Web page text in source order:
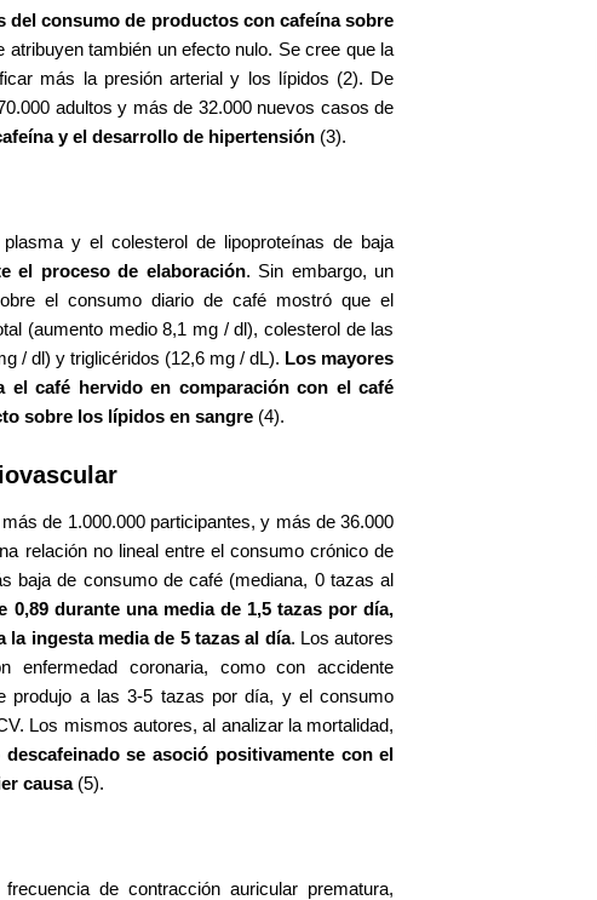
del consumo de productos con cafeína sobre
atribuyen también un efecto nulo. Se cree que la
más la presión arterial y los lípidos (2). De
adultos y más de 32.000 nuevos casos de
y el desarrollo de hipertensión(3).
y el colesterol de lipoproteínas de baja
el proceso de elaboración. Sin embargo, un
el consumo diario de café mostró que el
(aumento medio 8,1 mg / dl), colesterol de las
/ dl) y triglicéridos (12,6 mg / dL). Los mayores
café hervido en comparación con el café
sobre los lípidos en sangre(4).
de 1.000.000 participantes, y más de 36.000
relación no lineal entre el consumo crónico de
baja de consumo de café (mediana, 0 tazas al
durante una media de 1,5 tazas por día,
la ingesta media de 5 tazas al día. Los autores
coronaria, como con accidente
produjo a las 3-5 tazas por día, y el consumo
Los mismos autores, al analizar la mortalidad,
se asoció positivamente con el
causa(5).
de contracción auricular prematura,